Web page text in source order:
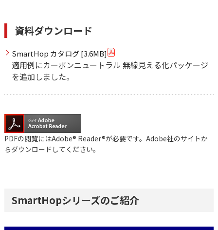
資料ダウンロード
SmartHop カタログ [3.6MB]
適用例にカーボンニュートラル 無線見える化パッケージ
を追加しました。
PDFの閲覧にはAdobe® Reader®が必要です。Adobe社のサイトか
らダウンロードしてください。
SmartHopシリーズのご紹介